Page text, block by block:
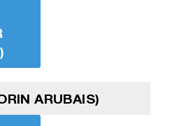
ARUBAIS)